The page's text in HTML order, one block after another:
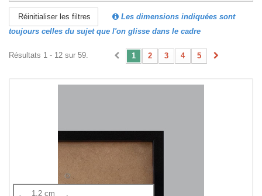
Réinitialiser les filtres
Les dimensions indiquées sont
toujours celles du sujet que l'on glisse dans le cadre
1 2 3 4 5
Résultats 1 - 12 sur 59.
1.2 cm